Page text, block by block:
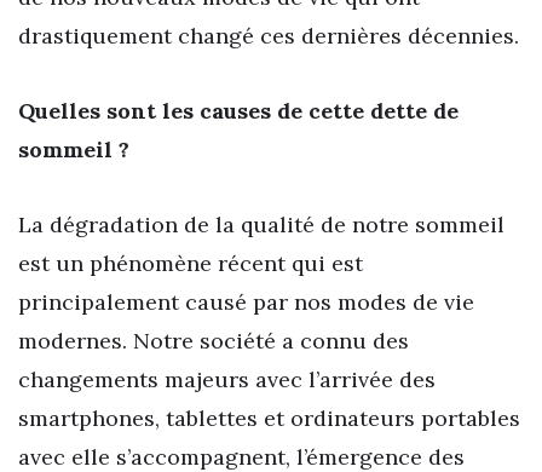
drastiquement changé ces dernières décennies.
Quelles sont les causes de cette dette de
sommeil ?
La dégradation de la qualité de notre sommeil
est un phénomène récent qui est
principalement causé par nos modes de vie
modernes. Notre société a connu des
changements majeurs avec l’arrivée des
smartphones, tablettes et ordinateurs portables
avec elle s’accompagnent, l’émergence des